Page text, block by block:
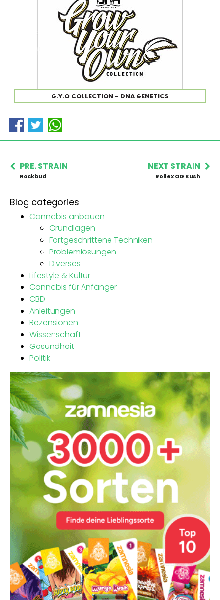
G.Y.O COLLECTION - DNA GENETICS
PRE. STRAIN
Rockbud
NEXT STRAIN
Rollex OG Kush
Blog categories
Cannabis anbauen
Grundlagen
Fortgeschrittene Techniken
Problemlösungen
Diverses
Lifestyle & Kultur
Cannabis für Anfänger
CBD
Anleitungen
Rezensionen
Wissenschaft
Gesundheit
Politik